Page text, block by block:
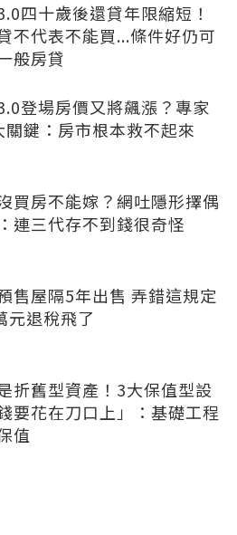
四十歲後還貸年限縮短！
不代表不能買...條件好仍可
般房貸
登場房價又將飆漲？專家
關鍵：房市根本救不起來
買房不能嫁？網吐隱形擇偶
連三代存不到錢很奇怪
售屋隔5年出售 弄錯這規定
元退稅飛了
折舊型資產！3大保值型設
要花在刀口上」：基礎工程
值